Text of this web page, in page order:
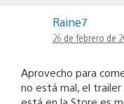
Raine7
26 de febrero de
Aprovecho para
no está mal, el
está en la Store es